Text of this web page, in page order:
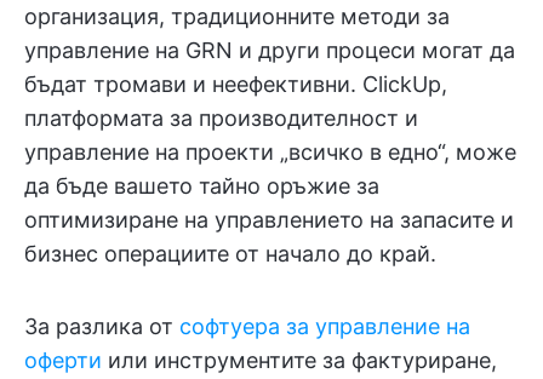
организация, традиционните методи за
управление на GRN и други процеси могат да
бъдат тромави и неефективни. ClickUp,
платформата за производителност и
управление на проекти „всичко в едно“, може
да бъде вашето тайно оръжие за
оптимизиране на управлението на запасите и
бизнес операциите от начало до край.
За разлика от софтуера за управление на
оферти или инструментите за фактуриране,